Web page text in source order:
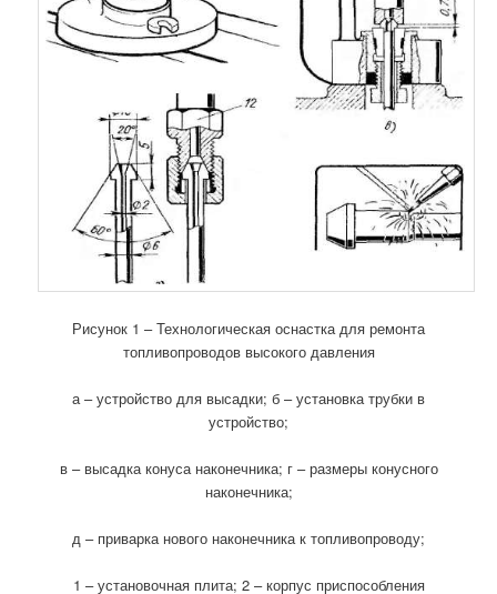
Рисунок 1 – Технологическая оснастка для ремонта
топливопроводов высокого давления
а – устройство для высадки; б – установка трубки в
устройство;
в – высадка конуса наконечника; г – размеры конусного
наконечника;
д – приварка нового наконечника к топливопроводу;
1 – установочная плита; 2 – корпус приспособления